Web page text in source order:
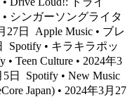
• シンガーソングライタ
27日
Apple Music • ブレ
Spotify • キラキラポッ
• Teen Culture • 2024年3
日
Spotify • New Music
Japan) • 2024年3月27